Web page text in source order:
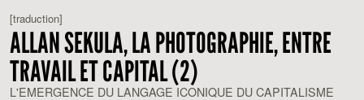
[traduction]
ALLAN SEKULA, LA PHOTOGRAPHIE, ENTRE
TRAVAIL ET CAPITAL (2)
L'EMERGENCE DU LANGAGE ICONIQUE DU CAPITALISME